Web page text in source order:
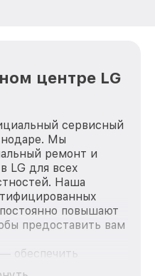
центре LG
сервисный
Мы
ремонт и
LG для всех
Наша
повышают
предоставить вам
обеспечить
ремонт для